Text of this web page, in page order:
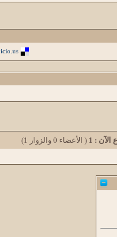
: 1 ( الأعضاء 0 والزوار 1)